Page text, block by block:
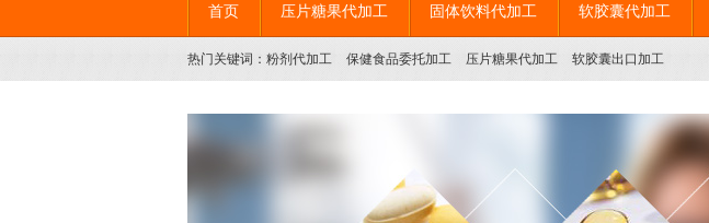
首页 压片糖果代加工 固体饮料代加工 软胶囊代加工
热门关键词： 粉剂代加工 保健食品委托加工 压片糖果代加工 软胶囊出口加工